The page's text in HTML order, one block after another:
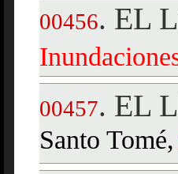
00456. EL
00457. EL
Santo Tomé,